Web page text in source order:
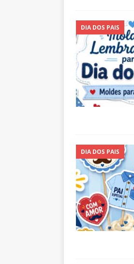
DIA DOS PAIS
DIA DOS PAIS